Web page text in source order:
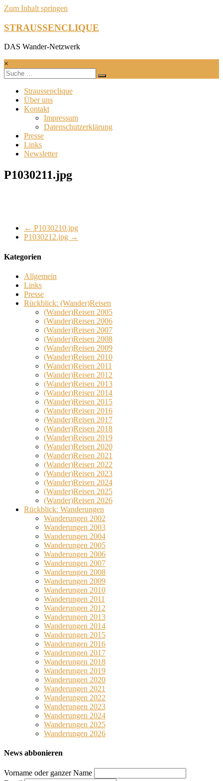
Zum Inhalt springen
STRAUSSENCLIQUE
DAS Wander-Netzwerk
×
Straussenclique
Über uns
Kontakt
Impressum
Datenschutzerklärung
Presse
Links
Newsletter
P1030211.jpg
← P1030210.jpg
P1030212.jpg →
Kategorien
Allgemein
Links
Presse
Rückblick: (Wander)Reisen
(Wander)Reisen 2005
(Wander)Reisen 2006
(Wander)Reisen 2007
(Wander)Reisen 2008
(Wander)Reisen 2009
(Wander)Reisen 2010
(Wander)Reisen 2011
(Wander)Reisen 2012
(Wander)Reisen 2013
(Wander)Reisen 2014
(Wander)Reisen 2015
(Wander)Reisen 2016
(Wander)Reisen 2017
(Wander)Reisen 2018
(Wander)Reisen 2019
(Wander)Reisen 2020
(Wander)Reisen 2021
(Wander)Reisen 2022
(Wander)Reisen 2023
(Wander)Reisen 2024
(Wander)Reisen 2025
(Wander)Reisen 2026
Rückblick: Wanderungen
Wanderungen 2002
Wanderungen 2003
Wanderungen 2004
Wanderungen 2005
Wanderungen 2006
Wanderungen 2007
Wanderungen 2008
Wanderungen 2009
Wanderungen 2010
Wanderungen 2011
Wanderungen 2012
Wanderungen 2013
Wanderungen 2014
Wanderungen 2015
Wanderungen 2016
Wanderungen 2017
Wanderungen 2018
Wanderungen 2019
Wanderungen 2020
Wanderungen 2021
Wanderungen 2022
Wanderungen 2023
Wanderungen 2024
Wanderungen 2025
Wanderungen 2026
News abbonieren
Vorname oder ganzer Name